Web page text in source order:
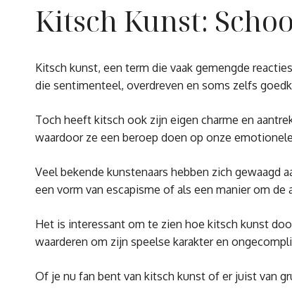
Kitsch Kunst:
Kitsch kunst, een term die vaak gemengde
die sentimenteel, overdreven en soms zelfs
Toch heeft kitsch ook zijn eigen charme en
waardoor ze een beroep doen op onze
Veel bekende kunstenaars hebben zich
een vorm van escapisme of als een manier om
Het is interessant om te zien hoe kitsch kunst
waarderen om zijn speelse karakter en
Of je nu fan bent van kitsch kunst of er juist van